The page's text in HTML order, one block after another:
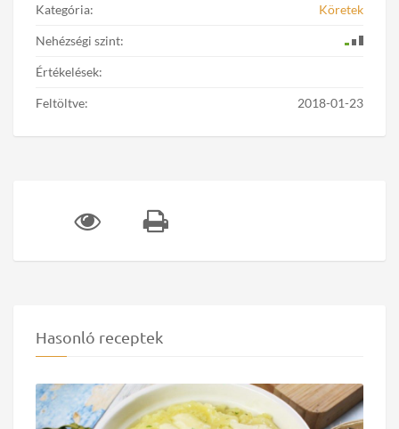
Kategória: Köretek
Nehézségi szint:
Értékelések:
Feltöltve: 2018-01-23
Hasonló receptek